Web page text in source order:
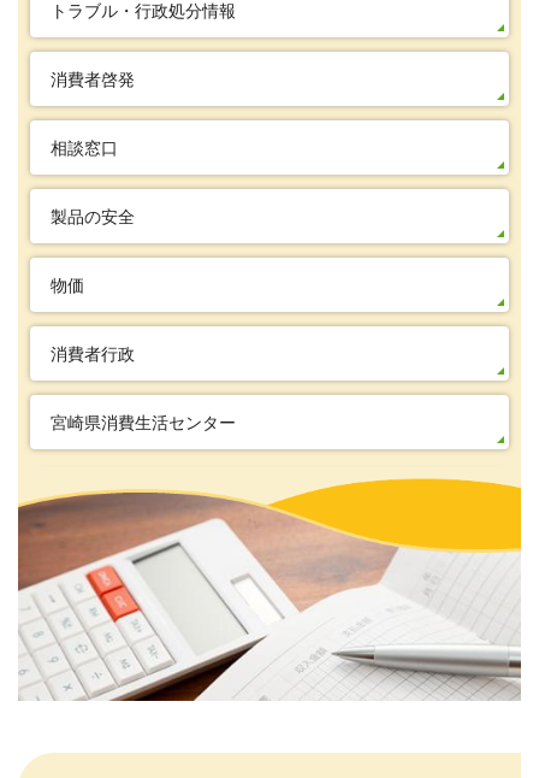
トラブル・行政処分情報
消費者啓発
相談窓口
製品の安全
物価
消費者行政
宮崎県消費生活センター